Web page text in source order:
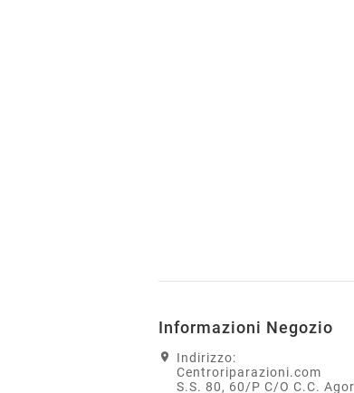
Informazioni Negozio
Indirizzo:
Centroriparazioni.com
S.S. 80, 60/P C/O C.C.